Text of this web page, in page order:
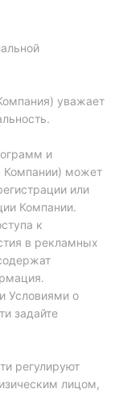
уважает
и
Компании) может
или
Компании.
к
в рекламных
Условиями о
задайте
регулируют
лицом,